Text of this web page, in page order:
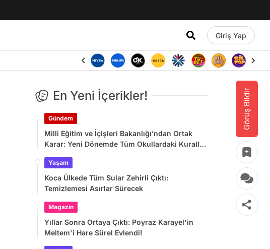
Giriş Yap
Görüş Bildir
En Yeni İçerikler!
Gündem
Milli Eğitim ve İçişleri Bakanlığı’ndan Ortak
Karar: Yeni Dönemde Tüm Okullardaki Kurallar
Yaşam
Koca Ülkede Tüm Sular Zehirli Çıktı:
Temizlemesi Asırlar Sürecek
Magazin
Yıllar Sonra Ortaya Çıktı: Poyraz Karayel'in
Meltem'i Hare Sürel Evlendi!